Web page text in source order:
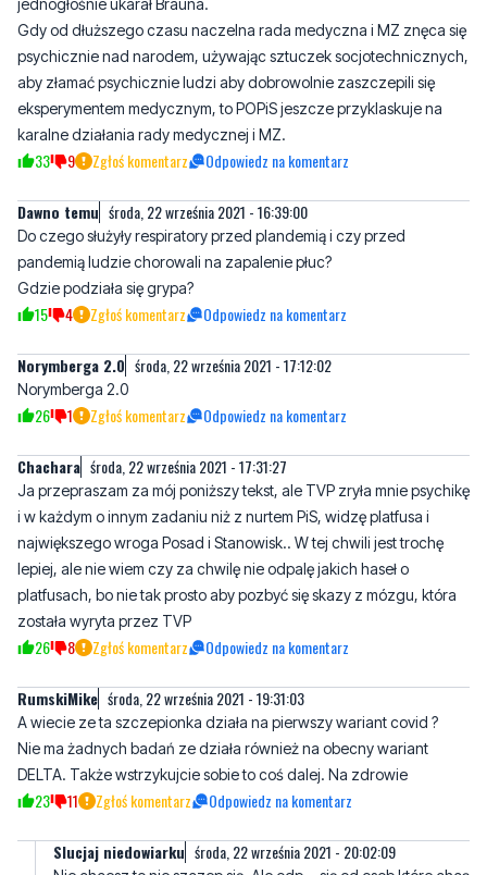
eksperymentem medycznym, to POPiS jeszcze przyklaskuje na
karalne działania rady medycznej i MZ.
33 9 Zgłoś komentarz Odpowiedz na komentarz
Dawno temu środa, 22 września 2021 - 16:39:00
Do czego służyły respiratory przed plandemią i czy przed
Gdzie podziała się grypa?
15 4 Zgłoś komentarz Odpowiedz na komentarz
Norymberga 2.0 środa, 22 września 2021 - 17:12:02
Norymberga 2.0
Chachara środa, 22 września 2021 - 17:31:27
Ja przepraszam za mój poniższy tekst, ale TVP zryła mnie psychikę
największego wroga Posad i Stanowisk.. W tej chwili jest trochę
lepiej, ale nie wiem czy za chwilę nie odpalę jakich haseł o
platfusach, bo nie tak prosto aby pozbyć się skazy z mózgu, która
została wyryta przez TVP
26 8 Zgłoś komentarz Odpowiedz na komentarz
RumskiMike środa, 22 września 2021 - 19:31:03
A wiecie ze ta szczepionka działa na pierwszy wariant covid ?
DELTA. Także wstrzykujcie sobie to coś dalej. Na zdrowie
23 11 Zgłoś komentarz Odpowiedz na komentarz
Slucjaj niedowiarku środa, 22 września 2021 - 20:02:09
Nie chcesz to nie szczep się. Ale odp... się od osob które chcą
13 25 Zgłoś komentarz Odpowiedz na komentarz